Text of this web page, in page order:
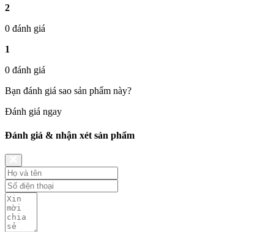
2
0 đánh giá
1
0 đánh giá
Bạn đánh giá sao sản phẩm này?
Đánh giá ngay
Đánh giá & nhận xét sản phẩm